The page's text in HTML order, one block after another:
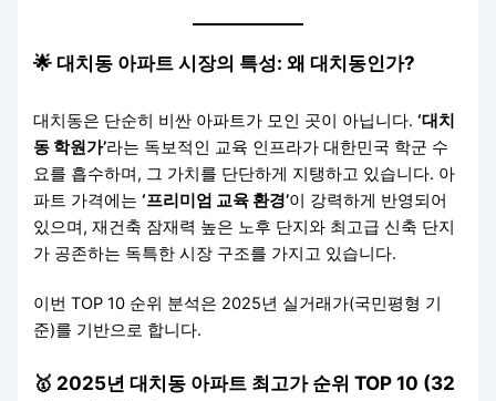
🌟 대치동 아파트 시장의 특성: 왜 대치동인가?
대치동은 단순히 비싼 아파트가 모인 곳이 아닙니다.‘대치
동 학원가’라는 독보적인 교육 인프라가 대한민국 학군 수
요를 흡수하며, 그 가치를 단단하게 지탱하고 있습니다. 아
파트 가격에는‘프리미엄 교육 환경’이 강력하게 반영되어
있으며, 재건축 잠재력 높은 노후 단지와 최고급 신축 단지
가 공존하는 독특한 시장 구조를 가지고 있습니다.
이번 TOP 10 순위 분석은 2025년 실거래가(국민평형 기
준)를 기반으로 합니다.
🥇 2025년 대치동 아파트 최고가 순위 TOP 10 (32